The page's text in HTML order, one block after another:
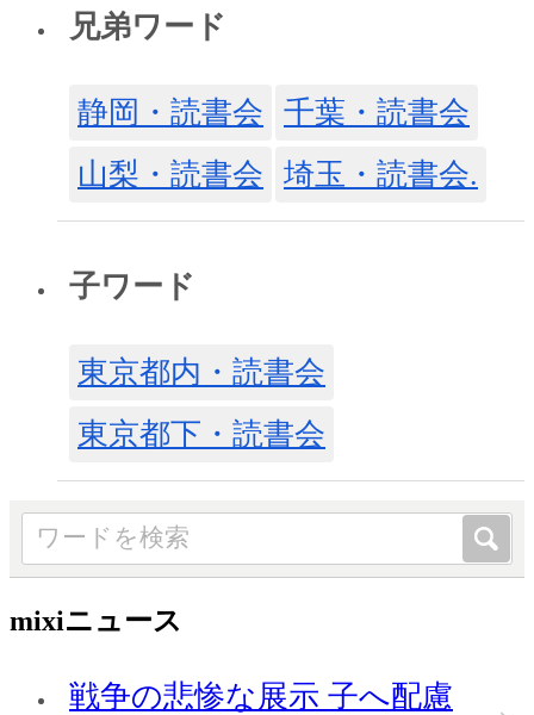
兄弟ワード
静岡・読書会
千葉・読書会
山梨・読書会
埼玉・読書会.
子ワード
東京都内・読書会
東京都下・読書会
mixiニュース
戦争の悲惨な展示 子へ配慮